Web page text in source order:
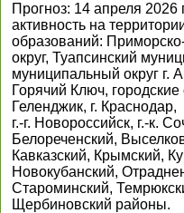
Прогноз: 14 апреля 2026
активность на
образований:
округ, Туапсинский
муниципальный округ г.
Горячий Ключ, городские
Геленджик, г. Краснодар,
г.-г. Новороссийск, г.-к.
Белореченский,
Кавказский, Крымский,
Новокубанский,
Староминский,
Щербиновский районы.